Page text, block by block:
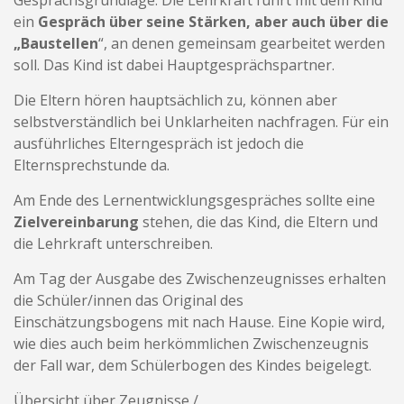
ein Gespräch über seine Stärken, aber auch über die
„Baustellen“, an denen gemeinsam gearbeitet werden
soll. Das Kind ist dabei Hauptgesprächspartner.
Die Eltern hören hauptsächlich zu, können aber
selbstverständlich bei Unklarheiten nachfragen. Für ein
ausführliches Elterngespräch ist jedoch die
Elternsprechstunde da.
Am Ende des Lernentwicklungsgespräches sollte eine
Zielvereinbarung stehen, die das Kind, die Eltern und
die Lehrkraft unterschreiben.
Am Tag der Ausgabe des Zwischenzeugnisses erhalten
die Schüler/innen das Original des
Einschätzungsbogens mit nach Hause. Eine Kopie wird,
wie dies auch beim herkömmlichen Zwischenzeugnis
der Fall war, dem Schülerbogen des Kindes beigelegt.